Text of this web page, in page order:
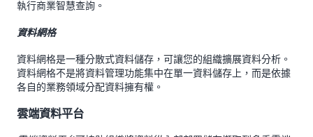
執行商業智慧查詢。
資料網格
資料網格是一種分散式資料儲存，可讓您的組織擴展資料分析。
資料網格不是將資料管理功能集中在單一資料儲存上，而是依據
各自的業務領域分配資料擁有權。
雲端資料平台